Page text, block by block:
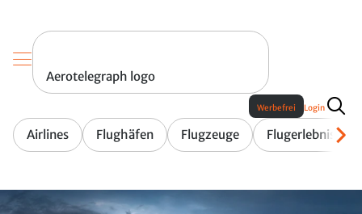
Aerotelegraph logo
Airlines Flughäfen Flugzeuge Flugerlebnis
Werbefrei Login